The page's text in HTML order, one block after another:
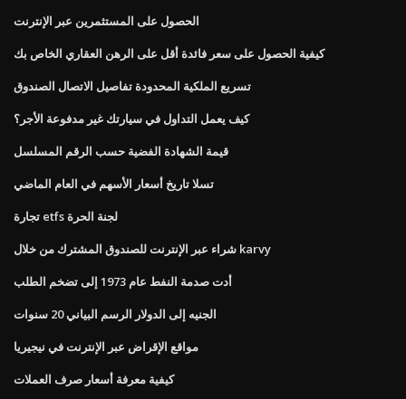
الحصول على المستثمرين عبر الإنترنت
كيفية الحصول على سعر فائدة أقل على الرهن العقاري الخاص بك
تسريع الملكية المحدودة تفاصيل الاتصال الصندوق
كيف يعمل التداول في سيارتك غير مدفوعة الأجر؟
قيمة الشهادة الفضية حسب الرقم المسلسل
تسلا تاريخ أسعار الأسهم في العام الماضي
تجارة etfs لجنة الحرة
شراء عبر الإنترنت للصندوق المشترك من خلال karvy
أدت صدمة النفط عام 1973 إلى تضخم الطلب
الجنيه إلى الدولار الرسم البياني 20 سنوات
مواقع الإقراض عبر الإنترنت في نيجيريا
كيفية معرفة أسعار صرف العملات